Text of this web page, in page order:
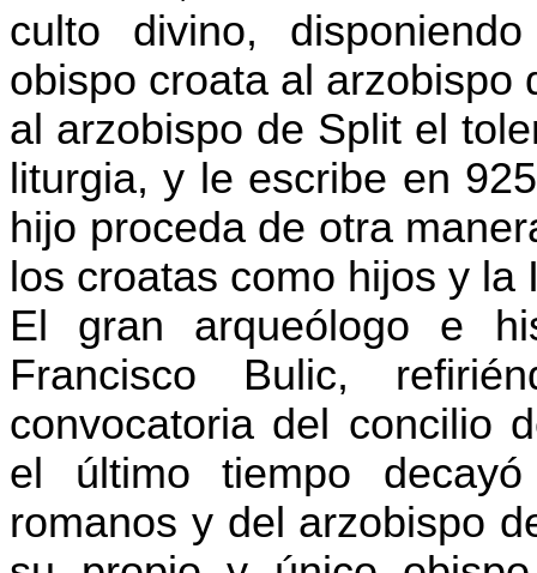
culto divino,
obispo croata al arzobispo
al arzobispo de Split el
liturgia, y le escribe en
hijo proceda de otra
los croatas como hijos y
El gran arqueólogo e
Francisco Bulic,
convocatoria del concilio
el último tiempo
romanos y del arzobispo